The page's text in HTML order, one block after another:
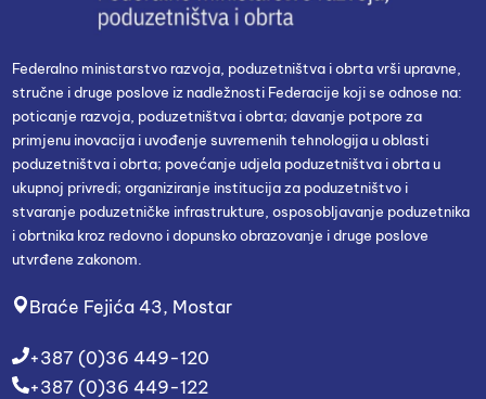
Federalno ministarstvo razvoja, poduzetništva i obrta vrši upravne,
stručne i druge poslove iz nadležnosti Federacije koji se odnose na:
poticanje razvoja, poduzetništva i obrta; davanje potpore za
primjenu inovacija i uvođenje suvremenih tehnologija u oblasti
poduzetništva i obrta; povećanje udjela poduzetništva i obrta u
ukupnoj privredi; organiziranje institucija za poduzetništvo i
stvaranje poduzetničke infrastrukture, osposobljavanje poduzetnika
i obrtnika kroz redovno i dopunsko obrazovanje i druge poslove
utvrđene zakonom.
Braće Fejića 43, Mostar
+387 (0)36 449-120
+387 (0)36 449-122